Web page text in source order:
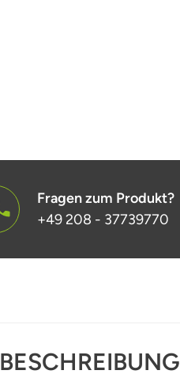
Fragen zum Produkt?
+49 208 - 37739770
BESCHREIBUNG